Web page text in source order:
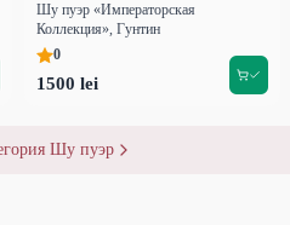
Шу пуэр «Императорская
Коллекция», Гунтин
0
1500 lei
Шу пуэр